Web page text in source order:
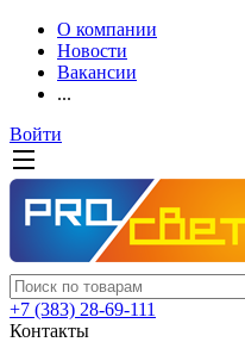
О компании
Новости
Вакансии
...
Войти
+7 (383) 28-69-111
Контакты